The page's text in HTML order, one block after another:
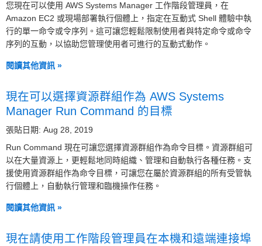
您現在可以使用 AWS Systems Manager 工作階段管理員，在
Amazon EC2 或現場部署執行個體上，指定在互動式 Shell 體驗中執
行的單一命令或令序列。這可讓您輕鬆限制使用者與特定命令或命令
序列的互動，以協助您管理使用者可進行的互動式動作。
閱讀其他資訊 »
現在可以選擇資源群組作為 AWS Systems
Manager Run Command 的目標
張貼日期: Aug 28, 2019
Run Command 現在可讓您選擇資源群組作為命令目標。資源群組可
以在大量資源上，更輕鬆地同時組織、管理和自動執行各種任務。支
援使用資源群組作為命令目標，可讓您在屬於資源群組的所有受管執
行個體上，自動執行管理和臨機操作任務。
閱讀其他資訊 »
現在請使用工作階段管理員在本機和遠端連接埠